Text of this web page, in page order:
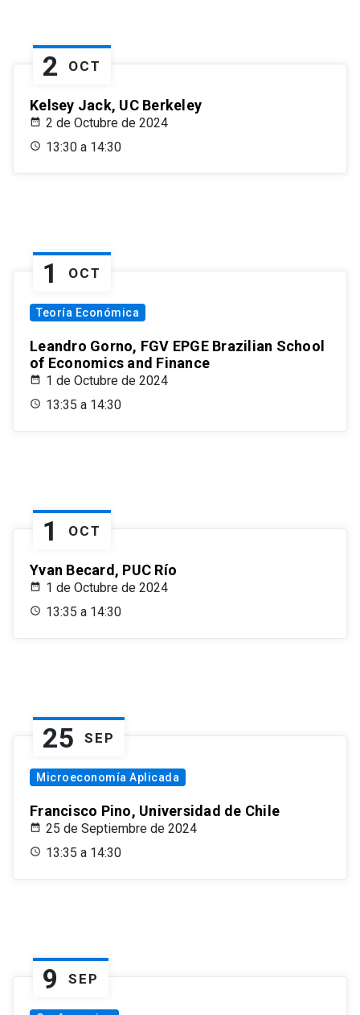
2 OCT
Kelsey Jack, UC Berkeley
2 de Octubre de 2024
13:30 a 14:30
1 OCT
Teoría Económica
Leandro Gorno, FGV EPGE Brazilian School
of Economics and Finance
1 de Octubre de 2024
13:35 a 14:30
1 OCT
Yvan Becard, PUC Río
1 de Octubre de 2024
13:35 a 14:30
25 SEP
Microeconomía Aplicada
Francisco Pino, Universidad de Chile
25 de Septiembre de 2024
13:35 a 14:30
9 SEP